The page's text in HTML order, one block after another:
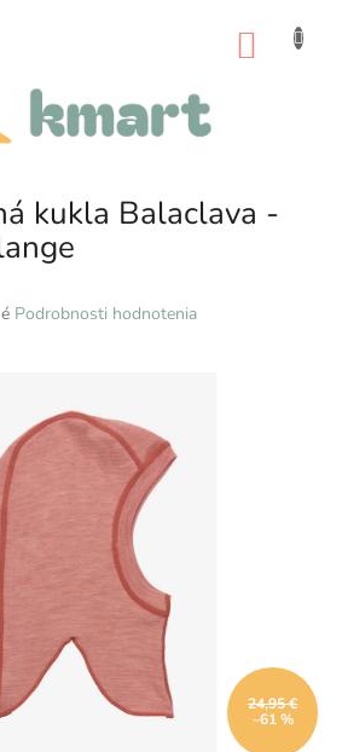
kukla Balaclava -
Podrobnosti hodnotenia
24,95 €
–61 %